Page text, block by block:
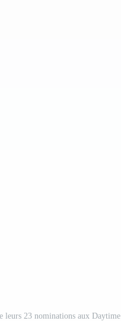
leurs 23 nominations aux Daytime